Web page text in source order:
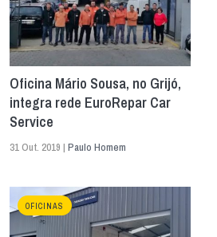
Oficina Mário Sousa, no Grijó,
integra rede EuroRepar Car
Service
31 Out. 2019 |Paulo Homem
OFICINAS